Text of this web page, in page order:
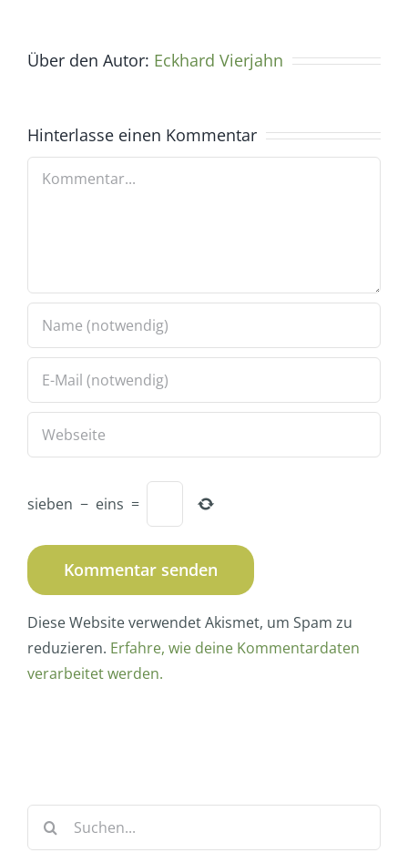
Über den Autor: Eckhard Vierjahn
Hinterlasse einen Kommentar
Kommentar
sieben − eins =
Diese Website verwendet Akismet, um Spam zu
reduzieren. Erfahre, wie deine Kommentardaten
verarbeitet werden.
Suche